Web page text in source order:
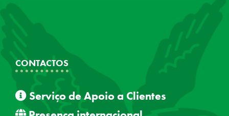
CONTACTOS
Serviço de Apoio a Clientes